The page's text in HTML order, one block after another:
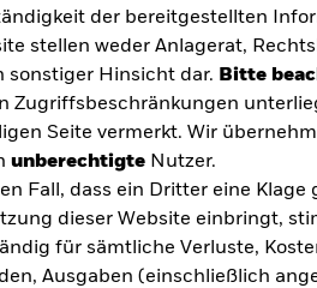
der bereitgestellten
stellen weder Anlagerat,
sonstiger Hinsicht dar. Bitte
Zugriffsbeschränkungen
Seite vermerkt. Wir
unberechtigte Nutzer.
Fall, dass ein Dritter eine
dieser Website einbringt,
für sämtliche Verluste,
Ausgaben (einschließlich